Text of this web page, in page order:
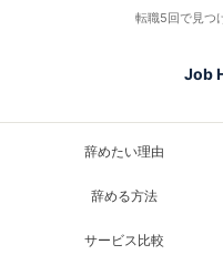
転職5回で見つ
Job
辞めたい理由
辞める方法
サービス比較